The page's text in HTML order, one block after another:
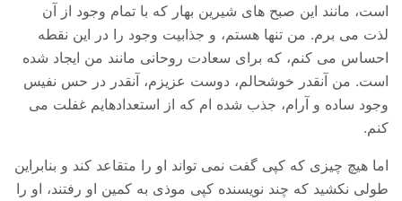
است، مانند این صبح های شیرین بهار که با تمام وجود از آن
لذت می برم. من تنها هستم، و جذابیت وجود را در این نقطه
احساس می کنم، که برای سعادت روحانی مانند من ایجاد شده
است. من آنقدر خوشحالم، دوست عزیزم، آنقدر در حس نفیس
وجود ساده و آرام، جذب شده ام که از استعدادهایم غفلت می
کنم.
اما هیچ چیزی که کپی گفت نمی تواند او را متقاعد کند و بنابراین
طولی نکشید که چند نویسنده کپی موذی به کمین او رفتند، او را